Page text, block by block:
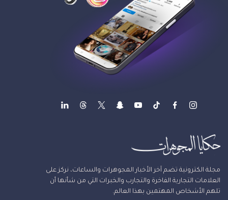
مجلة الكترونية تضم آخر الأخبار المجوهرات والساعات، نركز على
العلامات التجارية الفاخرة والتجارب والخبرات التي من شأنها أن
تلهم الأشخاص المهتمين بهذا العالم.